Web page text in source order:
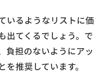
いるようなリストに価
出てくるでしょう。で
負担のないようにアッ
推奨しています。